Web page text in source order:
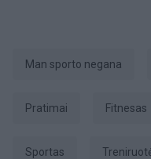
Man sporto negana
pratimai fitnesas
sportas